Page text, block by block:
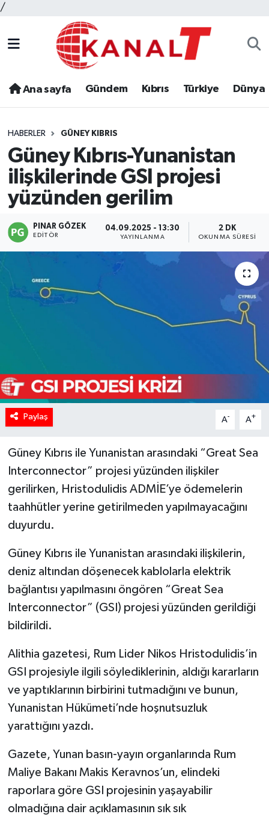
/
Ana sayfa Gündem Kıbrıs Türkiye Dünya
HABERLER GÜNEY KIBRIS
Güney Kıbrıs-Yunanistan
ilişkilerinde GSI projesi
yüzünden gerilim
PINAR GÖZEK
EDITÖR
04.09.2025 - 13:30
YAYINLANMA
2 DK
OKUNMA SÜRESI
Paylaş A- A+
Güney Kıbrıs ile Yunanistan arasındaki “Great Sea
Interconnector” projesi yüzünden ilişkiler
gerilirken, Hristodulidis ADMİE’ye ödemelerin
taahhütler yerine getirilmeden yapılmayacağını
duyurdu.
Güney Kıbrıs ile Yunanistan arasındaki ilişkilerin,
deniz altından döşenecek kablolarla elektrik
bağlantısı yapılmasını öngören “Great Sea
Interconnector” (GSI) projesi yüzünden gerildiği
bildirildi.
Alithia gazetesi, Rum Lider Nikos Hristodulidis’in
GSI projesiyle ilgili söylediklerinin, aldığı kararların
ve yaptıklarının birbirini tutmadığını ve bunun,
Yunanistan Hükümeti’nde hoşnutsuzluk
yarattığını yazdı.
Gazete, Yunan basın-yayın organlarında Rum
Maliye Bakanı Makis Keravnos’un, elindeki
raporlara göre GSI projesinin yaşayabilir
olmadığına dair açıklamasının sık sık